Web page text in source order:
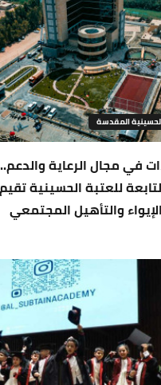
المقدسة
في مجال الرعاية
للعتبة الحسينية
والتأهيل المجتمعي